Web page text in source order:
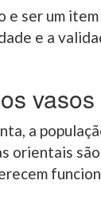
ser um
e a
a
orientais